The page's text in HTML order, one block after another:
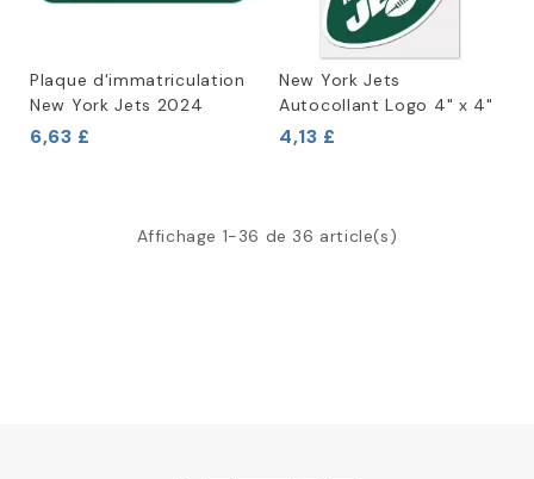
Plaque d'immatriculation
New York Jets 2024
6,63 £
New York Jets
Autocollant Logo 4" x 4"
4,13 £
Affichage 1-36 de 36 article(s)